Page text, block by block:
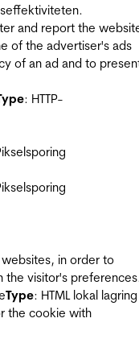
and report the
of the advertiser's ads
of an ad and to
: HTTP-
in order to
the visitor's
Type: HTML lokal lagring
the cookie with